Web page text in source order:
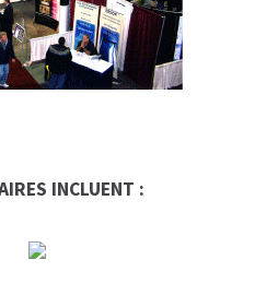
INCLUENT :